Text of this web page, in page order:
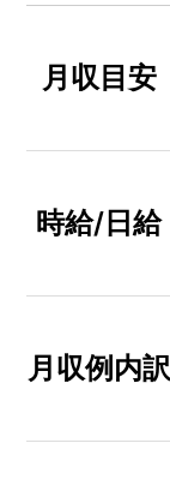
月収目安
時給/日給
月収例内訳